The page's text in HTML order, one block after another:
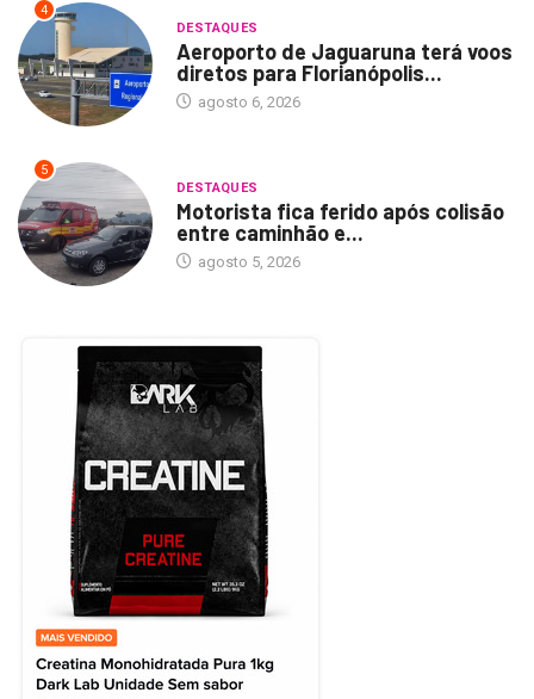
4
DESTAQUES
Aeroporto de Jaguaruna terá voos
diretos para Florianópolis...
agosto 6, 2026
5
DESTAQUES
Motorista fica ferido após colisão
entre caminhão e...
agosto 5, 2026